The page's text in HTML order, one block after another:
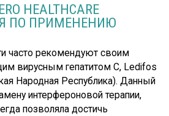
HEALTHCARE
ПО ПРИМЕНЕНИЮ
часто рекомендуют своим
вирусным гепатитом С, Ledifos
Народная Республика). Данный
интерфероновой терапии,
позволяла достичь